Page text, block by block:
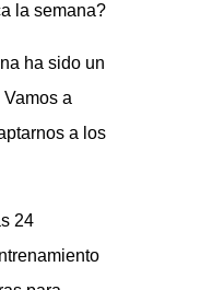
la semana?
ha sido un
a
a los
24